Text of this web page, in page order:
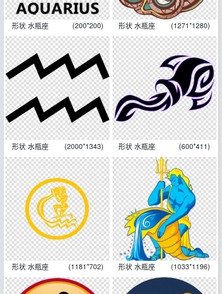
形状 水瓶座 (200*200) 形状 水瓶座 (1271*1280)
形状 水瓶座 (2000*1343) 形状 水瓶座 (600*411)
形状 水瓶座 (1181*702) 形状 水瓶座 (1033*1196)